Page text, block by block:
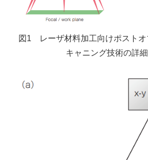
図1 レーザ材料加工向けポストオ
キャニング技術の詳細